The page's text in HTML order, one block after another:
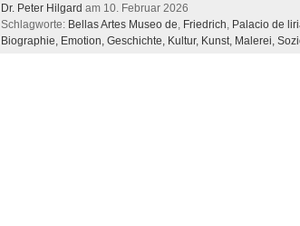
Dr. Peter Hilgard am 10. Februar 2026
Schlagworte: Bellas Artes Museo de Friedrich Palacio de
Biographie, Emotion, Geschichte, Kultur, Kunst, Malerei,